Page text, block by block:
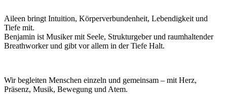
Aileen bringt Intuition, Körperverbundenheit, Lebendigkeit und
Tiefe mit.
Benjamin ist Musiker mit Seele, Strukturgeber und raumhaltender
Breathworker und gibt vor allem in der Tiefe Halt.
Wir begleiten Menschen einzeln und gemeinsam – mit Herz,
Präsenz, Musik, Bewegung und Atem.